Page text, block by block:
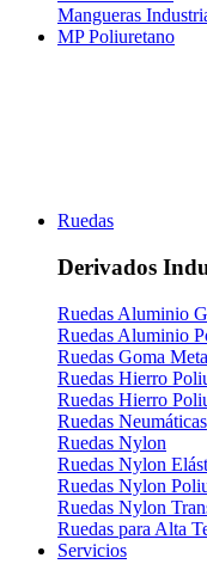
Mangueras
MP Poliuretano
Ruedas
Derivados
Ruedas Aluminio
Ruedas Aluminio
Ruedas Goma
Ruedas Hierro
Ruedas Hierro
Ruedas Neumáticas
Ruedas Nylon
Ruedas Nylon
Ruedas Nylon
Ruedas Nylon
Ruedas para Alta
Servicios